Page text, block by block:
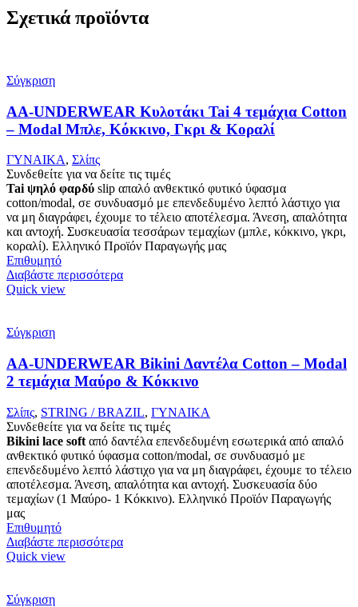
Σχετικά προϊόντα
Σύγκριση
AA-UNDERWEAR Κυλοτάκι Tai 4 τεμάχια Cotton
– Modal Μπλε, Κόκκινο, Γκρι & Κοραλί
ΓΥΝΑΙΚΑ, Σλίπς
Συνδεθείτε για να δείτε τις τιμές
Tai ψηλό φαρδύ slip απαλό ανθεκτικό φυτικό ύφασμα
cotton/modal, σε συνδυασμό με επενδεδυμένο λεπτό λάστιχο για
να μη διαγράφει, έχουμε το τέλειο αποτέλεσμα. Άνεση, απαλότητα
και αντοχή. Συσκευασία τεσσάρων τεμαχίων (μπλε, κόκκινο, γκρι,
κοραλί). Ελληνικό Προϊόν Παραγωγής μας
Επιθυμητό
Διαβάστε περισσότερα
Quick view
Σύγκριση
AA-UNDERWEAR Bikini Δαντέλα Cotton – Modal
2 τεμάχια Μαύρο & Κόκκινο
Σλίπς, STRING / BRAZIL, ΓΥΝΑΙΚΑ
Συνδεθείτε για να δείτε τις τιμές
Bikini lace soft από δαντέλα επενδεδυμένη εσωτερικά από απαλό
ανθεκτικό φυτικό ύφασμα cotton/modal, σε συνδυασμό με
επενδεδυμένο λεπτό λάστιχο για να μη διαγράφει, έχουμε το τέλειο
αποτέλεσμα. Άνεση, απαλότητα και αντοχή. Συσκευασία δύο
τεμαχίων (1 Μαύρο- 1 Κόκκινο). Ελληνικό Προϊόν Παραγωγής
μας
Επιθυμητό
Διαβάστε περισσότερα
Quick view
Σύγκριση